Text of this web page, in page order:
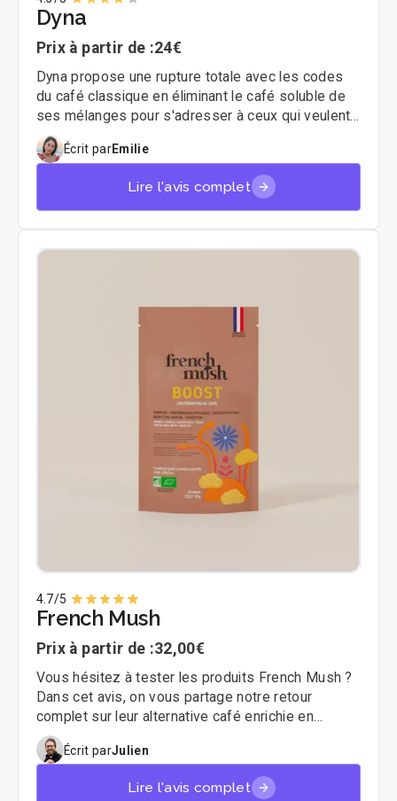
Dyna
Prix à partir de :24€
Dyna propose une rupture totale avec les codes
du café classique en éliminant le café soluble de
ses mélanges pour s'adresser à ceux qui veulent
fuir l'acidité et le crash de caféine. Si vous
cherchez une clarté mentale stable sans les
tremblements, découvrez mon test complet sur
ces rituels adaptogènes fabriqués en France.
Écrit parEmilie
Lire l'avis complet
4.7/5
French Mush
Prix à partir de :32,00€
Vous hésitez à tester les produits French Mush ?
Dans cet avis, on vous partage notre retour
complet sur leur alternative café enrichie en
champignons adaptogènes.
Écrit parJulien
Lire l'avis complet